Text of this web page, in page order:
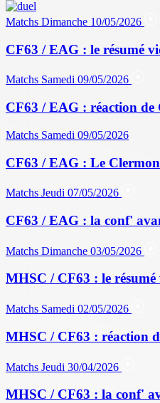
Matchs Dimanche 10/05/2026
CF63 / EAG : le résumé
Matchs Samedi 09/05/2026
CF63 / EAG : réaction
Matchs Samedi 09/05/2026
CF63 / EAG : Le
Matchs Jeudi 07/05/2026
CF63 / EAG : la conf'
Matchs Dimanche 03/05/2026
MHSC / CF63 : le résumé
Matchs Samedi 02/05/2026
MHSC / CF63 : réaction
Matchs Jeudi 30/04/2026
MHSC / CF63 : la conf'